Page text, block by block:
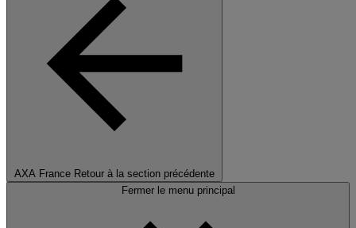
AXA France Retour à la section précédente
Fermer le menu principal